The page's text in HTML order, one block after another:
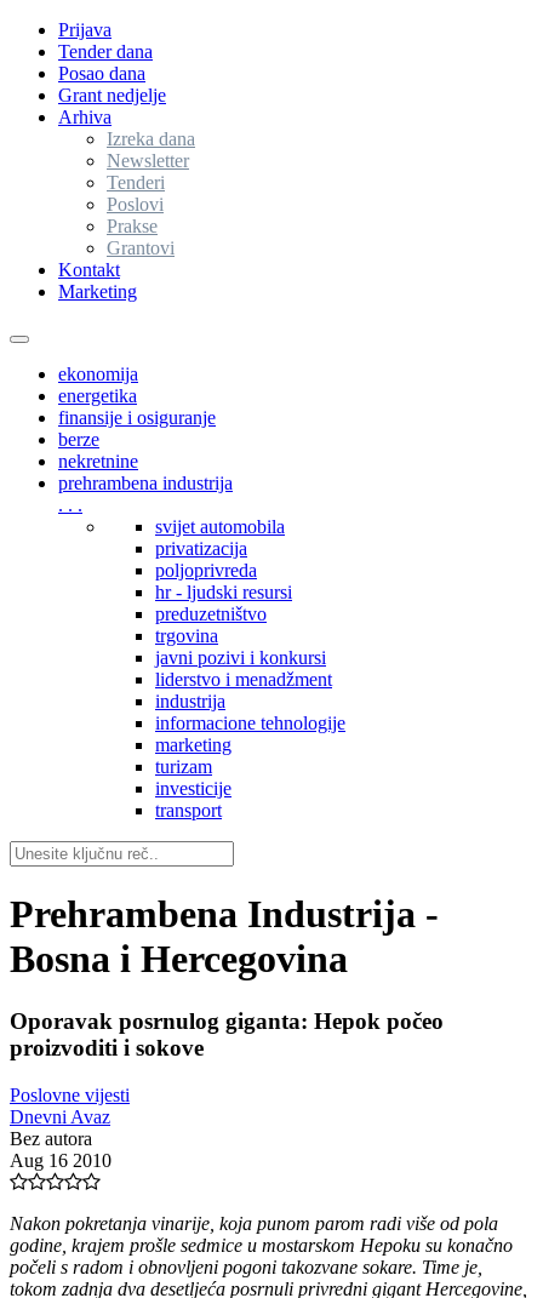
Prijava
Tender dana
Posao dana
Grant nedjelje
Arhiva
Izreka dana
Newsletter
Tenderi
Poslovi
Prakse
Grantovi
Kontakt
Marketing
Toggle
navigationekonomija
energetika
finansije i osiguranje
berze
nekretnine
prehrambena industrija
. . .
svijet automobila
privatizacija
poljoprivreda
hr - ljudski resursi
preduzetništvo
trgovina
javni pozivi i konkursi
liderstvo i menadžment
industrija
informacione tehnologije
marketing
turizam
investicije
transport
Prehrambena Industrija -
Bosna i Hercegovina
Oporavak posrnulog giganta: Hepok počeo
proizvoditi i sokove
Poslovne vijesti
Dnevni Avaz
Bez autora
Aug 16 2010
Nakon pokretanja vinarije, koja punom parom radi više od pola
godine, krajem prošle sedmice u mostarskom Hepoku su konačno
počeli s radom i obnovljeni pogoni takozvane sokare. Time je,
tokom zadnja dva desetljeća posrnuli privredni gigant Hercegovine,